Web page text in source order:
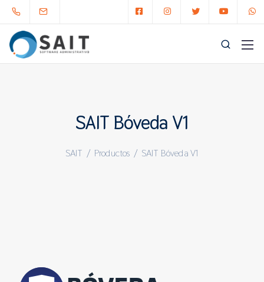
SAIT Bóveda V1
SAIT / Productos / SAIT Bóveda V1